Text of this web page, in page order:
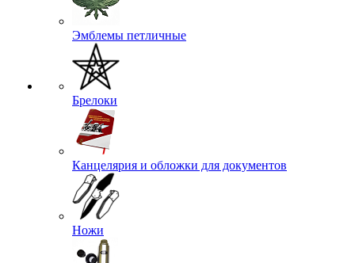
Эмблемы петличные
Брелоки
Канцелярия и обложки для документов
Ножи